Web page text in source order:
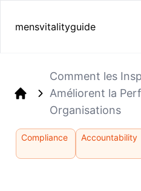
mensvitalityguide
Comment les
Améliorent la
Organisations
Compliance Accountability